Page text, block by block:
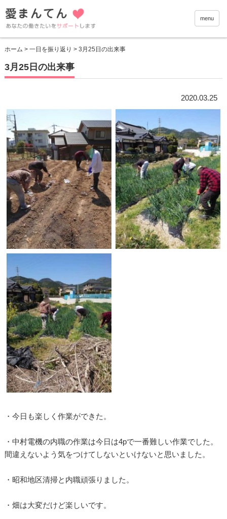
愛まん
menu
ホーム > 一日を振り返り > 3月25日の出来事
3月25日の出来事
2020.03.25
・今日も楽しく作業ができた。
・中村電機の内職の作業は今日は4pで一番難しい作業でした。
間違えないよう気をつけてしないといけないと思いました。
・昭和地区清掃と内職頑張りました。
・畑は大変だけど楽しいです。